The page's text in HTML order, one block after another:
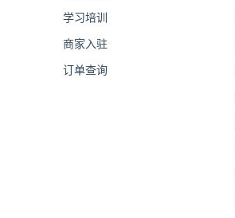
学习培训
商家入驻
订单查询